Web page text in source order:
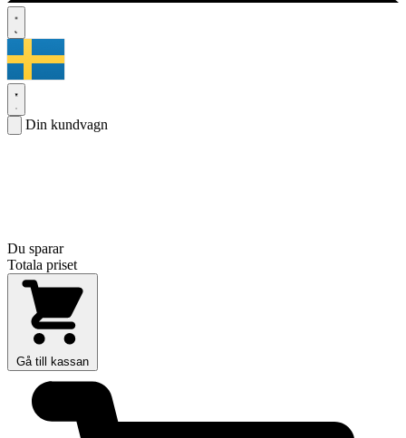
Din kundvagn
Du sparar
Totala priset
Gå till kassan